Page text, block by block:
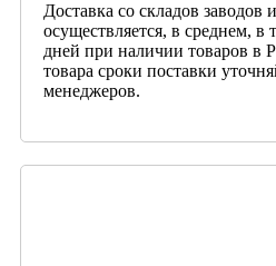
Доставка со складов заводов
осуществляется, в среднем, в
дней при наличии товаров в
товара сроки поставки
менеджеров.